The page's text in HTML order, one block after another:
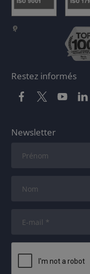
Restez informés
Newsletter